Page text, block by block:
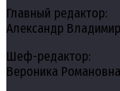
Главный редактор:
Александр
Шеф-редактор:
Вероника